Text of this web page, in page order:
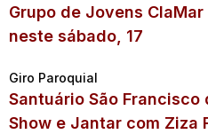
Grupo de Jovens
neste sábado, 17
Giro Paroquial
Santuário São Francisco
Show e Jantar com Ziza